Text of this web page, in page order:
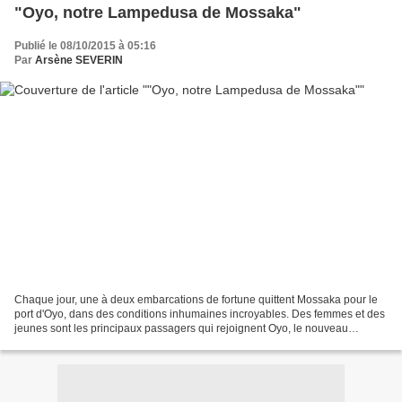
"Oyo, notre Lampedusa de Mossaka"
Publié le 08/10/2015 à 05:16
Par Arsène SEVERIN
Chaque jour, une à deux embarcations de fortune quittent Mossaka pour le
port d'Oyo, dans des conditions inhumaines incroyables. Des femmes et des
jeunes sont les principaux passagers qui rejoignent Oyo, le nouveau